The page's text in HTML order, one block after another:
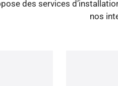
des services
nos